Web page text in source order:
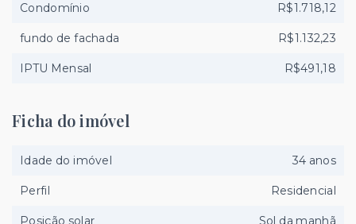
Condomínio R$1.718,12
fundo de fachada R$1.132,23
IPTU Mensal R$491,18
Ficha do imóvel
Idade do imóvel 34 anos
Perfil Residencial
Posição solar Sol da manhã